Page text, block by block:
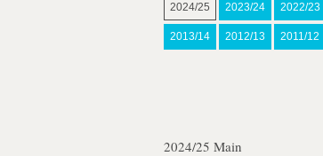
2024/25 2023/24 2022/23
2013/14 2012/13 2011/12
2024/25 Main